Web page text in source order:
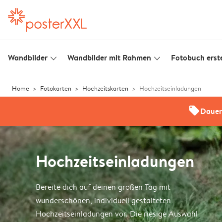
Wandbilder slim_arrow_down Wandbilder mit Rahmen slim_arrow_down Fotobuch
Home Fotokarten Hochzeitskarten Hochzeitseinladungen
offers
Hochzeitseinladungen
Bereite dich auf deinen großen Tag mit
wunderschönen, individuell gestalteten
Hochzeitseinladungen vor. Die riesige Auswahl